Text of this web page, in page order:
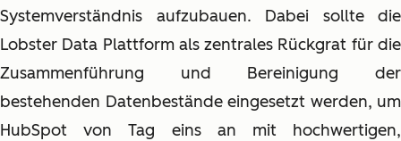
Systemverständnis aufzubauen. Dabei sollte die
Lobster Data Plattform als zentrales Rückgrat für die
Zusammenführung und Bereinigung der
bestehenden Datenbestände eingesetzt werden, um
HubSpot von Tag eins an mit hochwertigen,